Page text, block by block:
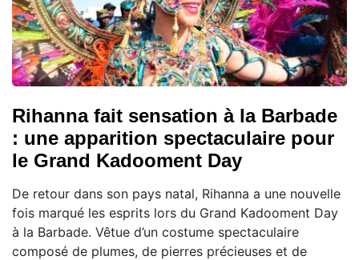
Rihanna fait sensation à la Barbade
: une apparition spectaculaire pour
le Grand Kadooment Day
De retour dans son pays natal, Rihanna a une nouvelle
fois marqué les esprits lors du Grand Kadooment Day
à la Barbade. Vêtue d’un costume spectaculaire
composé de plumes, de pierres précieuses et de